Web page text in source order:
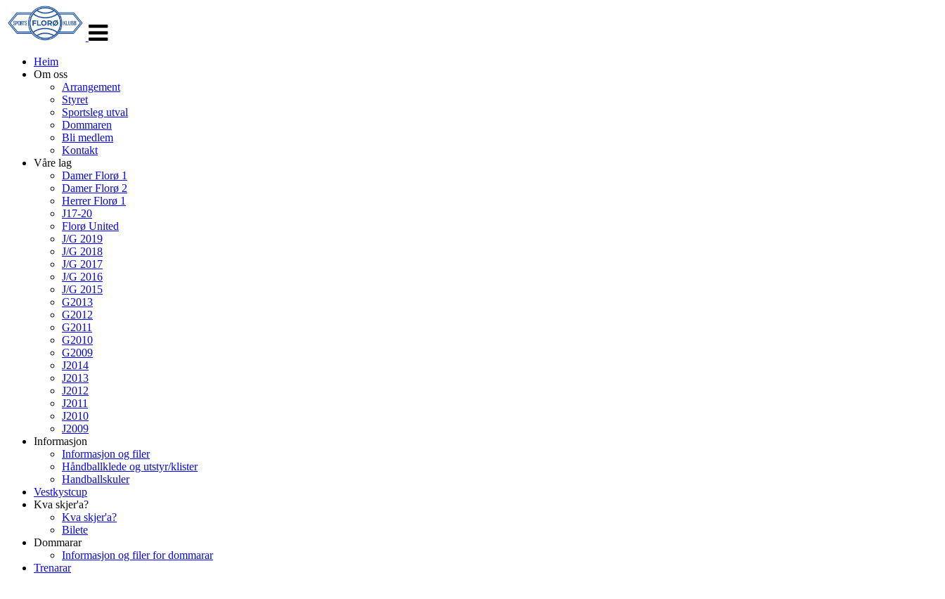
navigasjon
Heim
Om oss
Arrangement
Styret
Sportsleg utval
Dommaren
Bli medlem
Kontakt
Våre lag
Damer Florø 1
Damer Florø 2
Herrer Florø 1
J17-20
Florø United
J/G 2019
J/G 2018
J/G 2017
J/G 2016
J/G 2015
G2013
G2012
G2011
G2010
G2009
J2014
J2013
J2012
J2011
J2010
J2009
Informasjon
Informasjon og filer
Håndballklede og utstyr/klister
Handballskuler
Vestkystcup
Kva skjer'a?
Kva skjer'a?
Bilete
Dommarar
Informasjon og filer for dommarar
Trenarar